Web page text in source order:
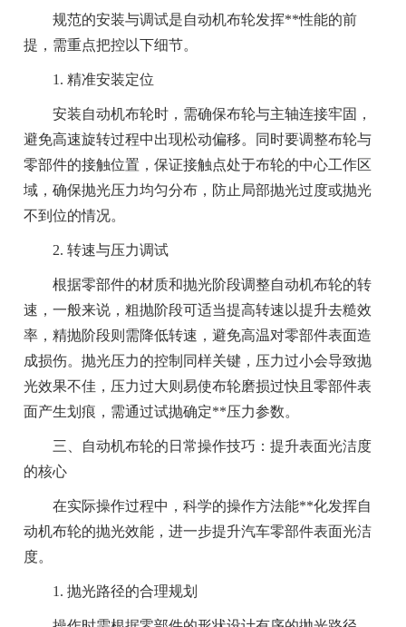
规范的安装与调试是自动机布轮发挥**性能的前
提，需重点把控以下细节。
1. 精准安装定位
安装自动机布轮时，需确保布轮与主轴连接牢固，
避免高速旋转过程中出现松动偏移。同时要调整布轮与
零部件的接触位置，保证接触点处于布轮的中心工作区
域，确保抛光压力均匀分布，防止局部抛光过度或抛光
不到位的情况。
2. 转速与压力调试
根据零部件的材质和抛光阶段调整自动机布轮的转
速，一般来说，粗抛阶段可适当提高转速以提升去糙效
率，精抛阶段则需降低转速，避免高温对零部件表面造
成损伤。抛光压力的控制同样关键，压力过小会导致抛
光效果不佳，压力过大则易使布轮磨损过快且零部件表
面产生划痕，需通过试抛确定**压力参数。
三、自动机布轮的日常操作技巧：提升表面光洁度
的核心
在实际操作过程中，科学的操作方法能**化发挥自
动机布轮的抛光效能，进一步提升汽车零部件表面光洁
度。
1. 抛光路径的合理规划